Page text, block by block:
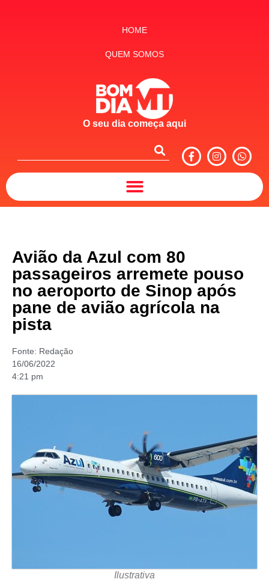
HOME
QUEM SOMOS
O seu dia começa aqui
Avião da Azul com 80
passageiros arremete pouso
no aeroporto de Sinop após
pane de avião agrícola na
pista
Fonte: Redação
16/06/2022
4:21 pm
Ilustrativa